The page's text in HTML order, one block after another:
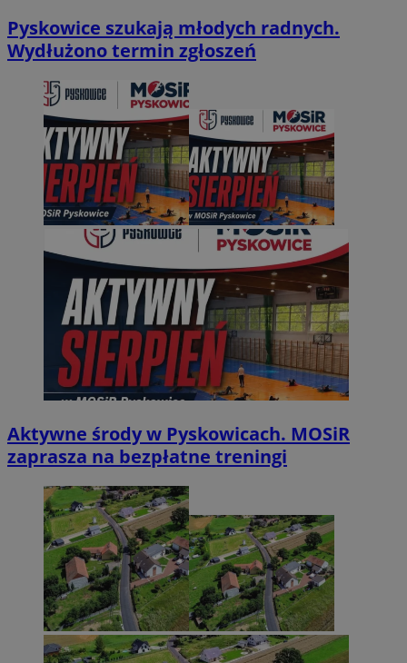
Pyskowice szukają młodych radnych.
Wydłużono termin zgłoszeń
Aktywne środy w Pyskowicach. MOSiR
zaprasza na bezpłatne treningi